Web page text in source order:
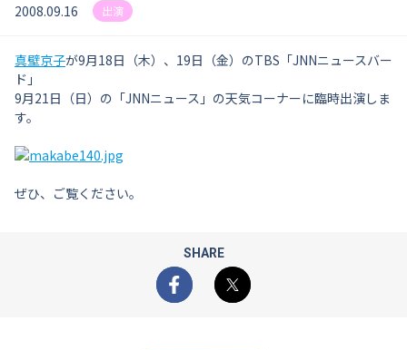
2008.09.16 出演
真壁京子が9月18日（木）、19日（金）のTBS「JNNニュースバー
ド」
9月21日（日）の「JNNニュース」の天気コーナーに臨時出演しま
す。
ぜひ、ご覧ください。
SHARE
Facebook
X